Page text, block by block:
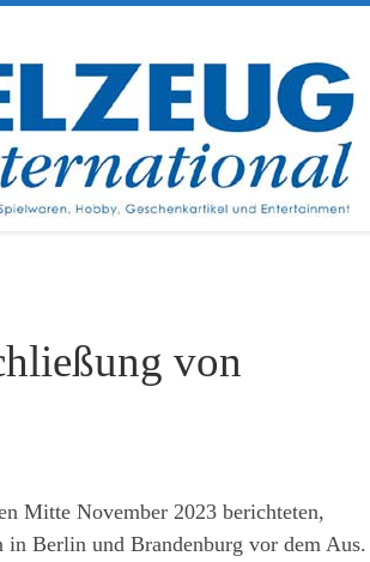
von
Mitte November 2023 berichteten,
Berlin und Brandenburg vor dem Aus.